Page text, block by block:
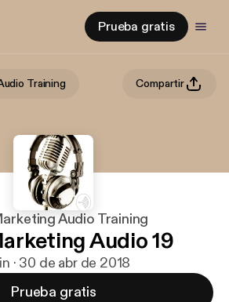
Prueba gratis
Training Compartir
Audio Training
Audio 19
· 30 de abr de 2018
Prueba gratis